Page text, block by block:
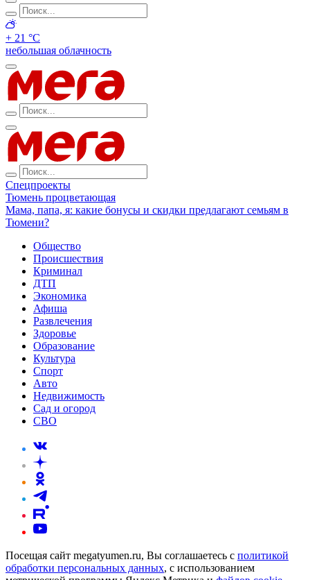
+ 21 °С
небольшая облачность
Спецпроекты
Тюмень процветающая
Мама, папа, я: какие бонусы и скидки предлагают семьям в
Тюмени?
Общество
Происшествия
Криминал
ДТП
Экономика
Афиша
Развлечения
Здоровье
Образование
Культура
Спорт
Авто
Недвижимость
Сад и огород
СВО
Посещая сайт megatyumen.ru, Вы соглашаетесь с политикой
обработки персональных данных, с использованием